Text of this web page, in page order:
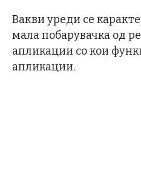
Вакви уреди се
мала побарувачка од
апликации со кои
апликации.